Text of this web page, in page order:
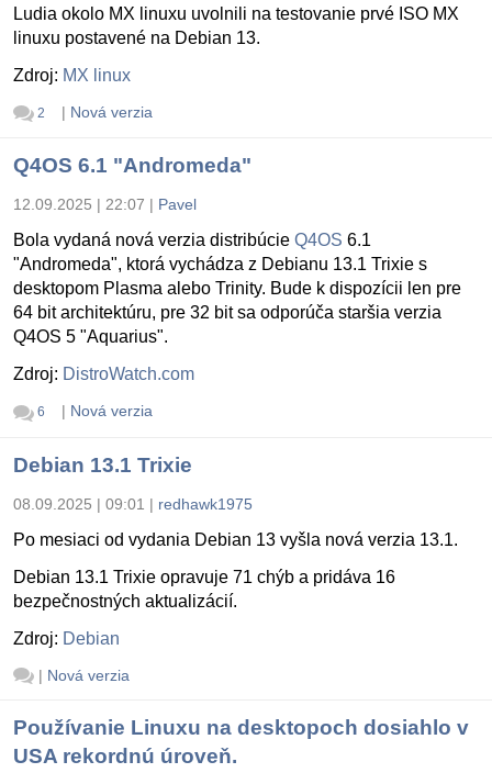
Ludia okolo MX linuxu uvolnili na testovanie prvé ISO MX
linuxu postavené na Debian 13.
Zdroj: MX linux
2 | Nová verzia
Q4OS 6.1 "Andromeda"
12.09.2025 | 22:07 | Pavel
Bola vydaná nová verzia distribúcie Q4OS 6.1
"Andromeda", ktorá vychádza z Debianu 13.1 Trixie s
desktopom Plasma alebo Trinity. Bude k dispozícii len pre
64 bit architektúru, pre 32 bit sa odporúča staršia verzia
Q4OS 5 "Aquarius".
Zdroj: DistroWatch.com
6 | Nová verzia
Debian 13.1 Trixie
08.09.2025 | 09:01 | redhawk1975
Po mesiaci od vydania Debian 13 vyšla nová verzia 13.1.
Debian 13.1 Trixie opravuje 71 chýb a pridáva 16
bezpečnostných aktualizácií.
Zdroj: Debian
| Nová verzia
Používanie Linuxu na desktopoch dosiahlo v
USA rekordnú úroveň.